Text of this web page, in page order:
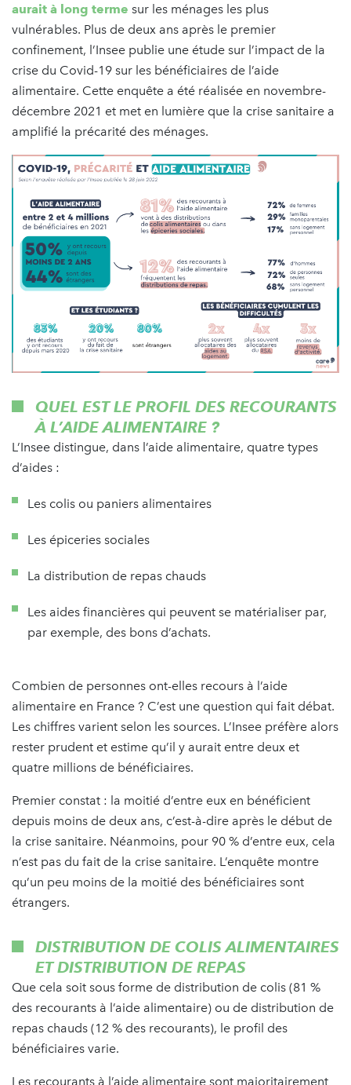
aurait à long terme sur les ménages les plus
vulnérables. Plus de deux ans après le premier
confinement, l’Insee publie une étude sur l’impact de la
crise du Covid-19 sur les bénéficiaires de l’aide
alimentaire. Cette enquête a été réalisée en novembre-
décembre 2021 et met en lumière que la crise sanitaire a
amplifié la précarité des ménages.
QUEL EST LE PROFIL DES RECOURANTS
À L’AIDE ALIMENTAIRE ?
L’Insee distingue, dans l’aide alimentaire, quatre types
d’aides :
Les colis ou paniers alimentaires
Les épiceries sociales
La distribution de repas chauds
Les aides financières qui peuvent se matérialiser par,
par exemple, des bons d’achats.
Combien de personnes ont-elles recours à l’aide
alimentaire en France ? C’est une question qui fait débat.
Les chiffres varient selon les sources. L’Insee préfère alors
rester prudent et estime qu’il y aurait entre deux et
quatre millions de bénéficiaires.
Premier constat : la moitié d’entre eux en bénéficient
depuis moins de deux ans, c’est-à-dire après le début de
la crise sanitaire. Néanmoins, pour 90 % d’entre eux, cela
n’est pas du fait de la crise sanitaire. L’enquête montre
qu’un peu moins de la moitié des bénéficiaires sont
étrangers.
DISTRIBUTION DE COLIS ALIMENTAIRES
ET DISTRIBUTION DE REPAS
Que cela soit sous forme de distribution de colis (81 %
des recourants à l’aide alimentaire) ou de distribution de
repas chauds (12 % des recourants), le profil des
bénéficiaires varie.
Les recourants à l’aide alimentaire sont majoritairement